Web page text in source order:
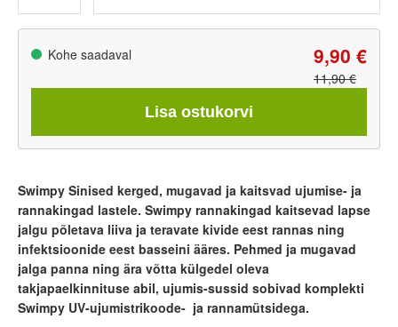
Kohe saadaval 9,90 €
11,90 €
Lisa ostukorvi
Swimpy Sinised kerged, mugavad ja kaitsvad ujumise- ja
rannakingad lastele. Swimpy rannakingad kaitsevad lapse
jalgu põletava liiva ja teravate kivide eest rannas ning
infektsioonide eest basseini ääres. Pehmed ja mugavad
jalga panna ning ära võtta külgedel oleva
takjapaelkinnituse abil, ujumis-sussid sobivad komplekti
Swimpy UV-ujumistrikoode- ja rannamütsidega.